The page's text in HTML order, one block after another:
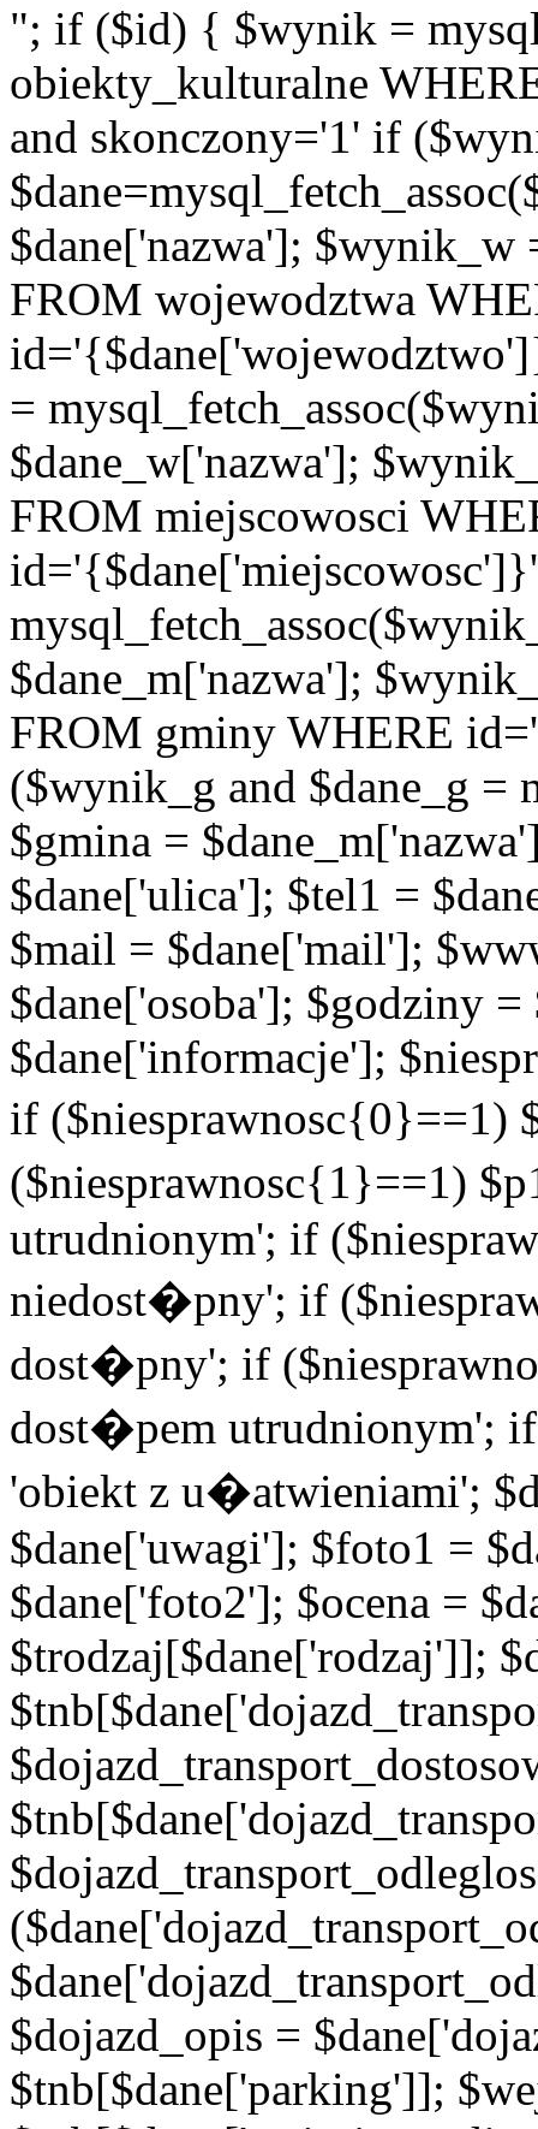
"; if ($id) { $wynik =
obiekty_kulturalne
and skonczony='1' if
$dane['nazwa'];
FROM wojewodztwa
=
$dane_w['nazwa'];
FROM miejscowosci
$dane_m['nazwa'];
FROM gminy WHERE
($wynik_g and $dane_g =
$gmina =
$dane['ulica']; $tel1 =
$mail = $dane['mail'];
$dane['osoba']; $godziny
$dane['informacje'];
if ($niesprawnosc{0}==1)
($niesprawnosc{1}==1)
utrudnionym'; if
niedost�pny'; if
dost�pny'; if
dost�pem utrudnionym';
'obiekt z u�atwieniami';
$dane['uwagi']; $foto1 =
$dane['foto2']; $ocena =
$trodzaj[$dane['rodzaj']];
$dojazd_opis =
$tnb[$dane['parking']];